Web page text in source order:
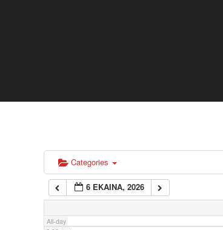
Categories
6 EKAINA, 2026
All-day
6:00 am
7:00 am